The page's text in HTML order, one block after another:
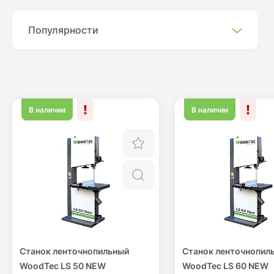
Популярности
В наличии
Станок ленточнопильный
WoodTec LS 50 NEW
Быстрый просмотр
В наличии
Станок
WoodTec LS 60 NEW